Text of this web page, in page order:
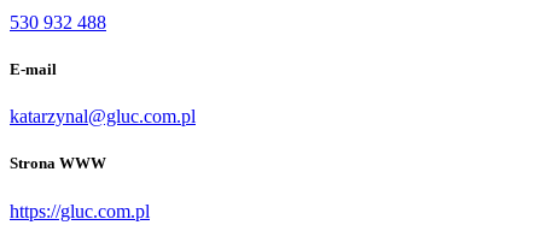
530 932 488
E-mail
katarzynal@gluc.com.pl
Strona WWW
https://gluc.com.pl